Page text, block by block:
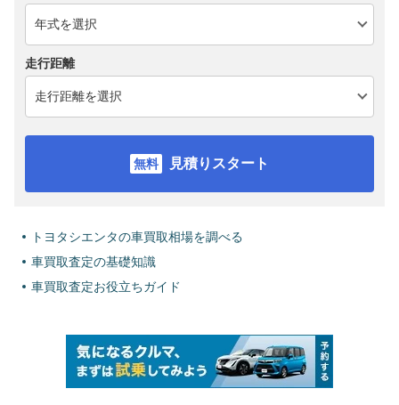
走行距離
見積りスタート
トヨタシエンタの車買取相場を調べる
車買取査定の基礎知識
車買取査定お役立ちガイド